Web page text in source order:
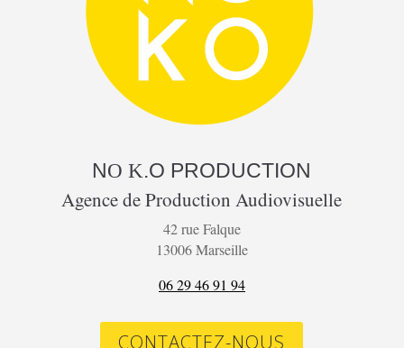
NO K.O PRODUCTION
Agence de Production Audiovisuelle
42 rue Falque
13006 Marseille
06 29 46 91 94
CONTACTEZ-NOUS